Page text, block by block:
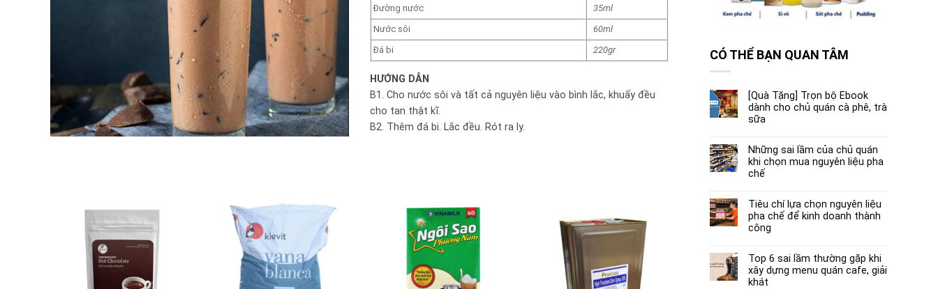
Đường nước
35ml
Nước sôi
60ml
Đá bi
220gr
HƯỚNG DẪN
B1. Cho nước sôi và tất cả nguyên liệu vào bình lắc, khuấy đều
cho tan thật kĩ.
B2. Thêm đá bi. Lắc đều. Rót ra ly.
CÓ THỂ BẠN QUAN TÂM
[Quà Tặng] Trọn bộ Ebook
dành cho chủ quán cà phê, trà
sữa
Những sai lầm của chủ quán
khi chọn mua nguyên liệu pha
chế
Tiêu chí lựa chọn nguyên liệu
pha chế để kinh doanh thành
công
Top 6 sai lầm thường gặp khi
xây dựng menu quán cafe, giải
khát